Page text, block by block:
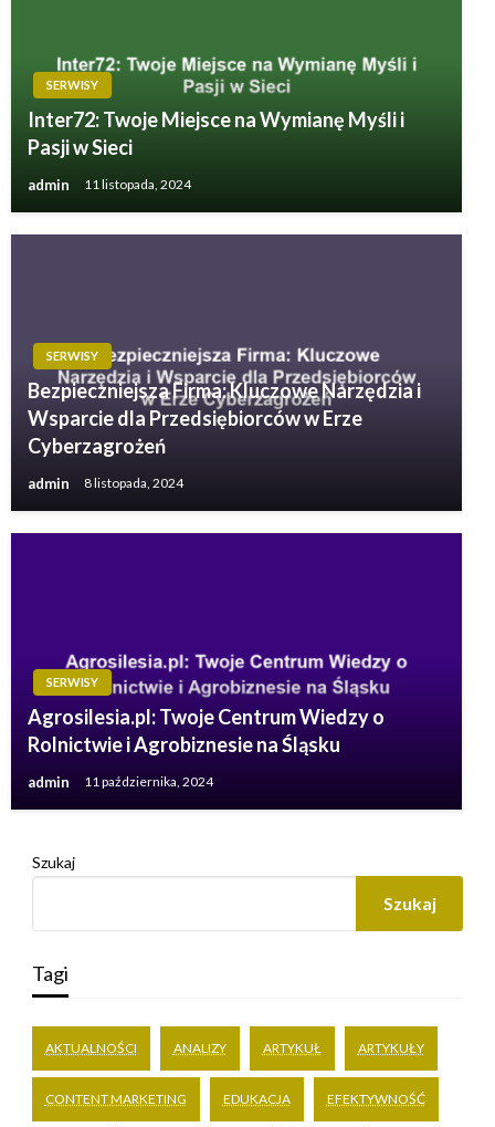
SERWISY
Inter72: Twoje Miejsce na Wymianę Myśli i
Pasji w Sieci
admin 11 listopada, 2024
SERWISY
Bezpieczniejsza Firma: Kluczowe Narzędzia i
Wsparcie dla Przedsiębiorców w Erze
Cyberzagrożeń
admin 8 listopada, 2024
SERWISY
Agrosilesia.pl: Twoje Centrum Wiedzy o
Rolnictwie i Agrobiznesie na Śląsku
admin 11 października, 2024
Szukaj
Szukaj
Tagi
AKTUALNOŚCI ANALIZY ARTYKUŁ ARTYKUŁY
CONTENT MARKETING EDUKACJA EFEKTYWNOŚĆ